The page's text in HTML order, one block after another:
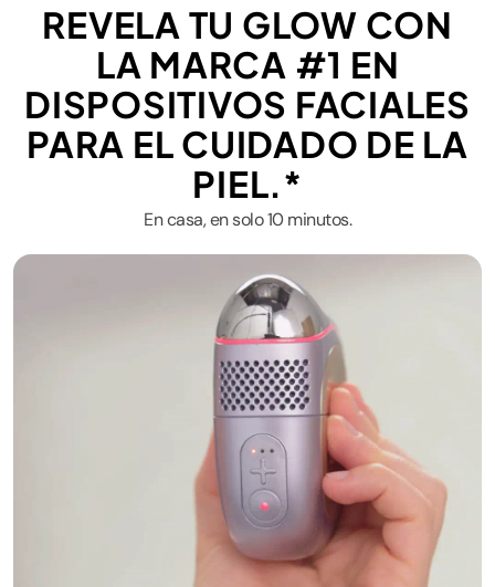
REVELA TU GLOW CON
LA MARCA #1 EN
DISPOSITIVOS FACIALES
PARA EL CUIDADO DE LA
PIEL.*
En casa, en solo 10 minutos.